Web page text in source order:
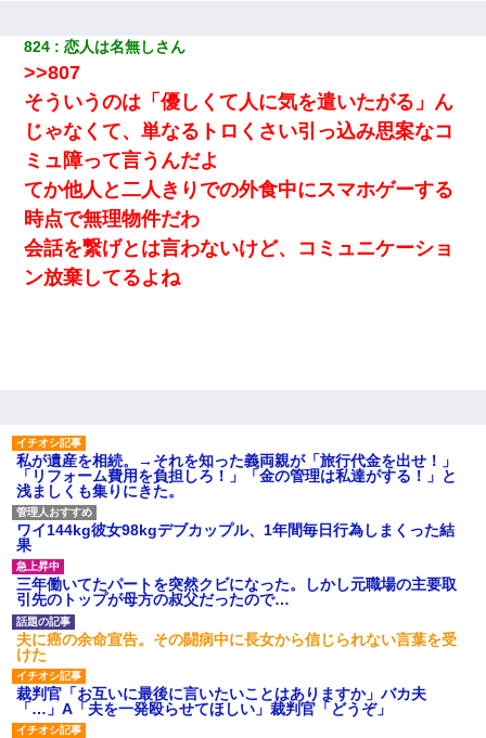
824 恋人は名無しさん
>>807
そういうのは「優しくて人に気を遣いたがる」ん
じゃなくて、単なるトロくさい引っ込み思案なコ
ミュ障って言うんだよ
てか他人と二人きりでの外食中にスマホゲーする
時点で無理物件だわ
会話を繋げとは言わないけど、コミュニケーショ
ン放棄してるよね
私が遺産を相続。→それを知った義両親が「旅行代金を出せ！」
「リフォーム費用を負担しろ！」「金の管理は私達がする！」と
浅ましくも集りにきた。
ワイ144kg彼女98kgデブカップル、1年間毎日行為しまくった結
果
三年働いてたパートを突然クビになった。しかし元職場の主要取
引先のトップが母方の叔父だったので…
夫に癌の余命宣告。その闘病中に長女から信じられない言葉を受
けた
裁判官「お互いに最後に言いたいことはありますか」バカ夫
「…」A「夫を一発殴らせてほしい」裁判官「どうぞ」